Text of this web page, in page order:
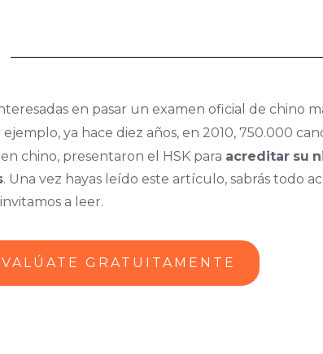
en pasar un examen oficial de chino
ejemplo, ya hace diez años, en 2010, 750.000
chino, presentaron el HSK para acreditar su
. Una vez hayas leído este artículo, sabrás todo
a leer.
GRATUITAMENTE